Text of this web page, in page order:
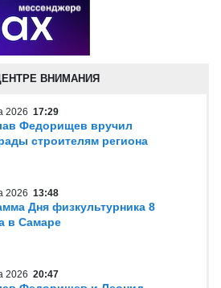
ВНИМАНИЯ
2026 17:29
Федорищев вручил
строителям региона
2026 13:48
Дня физкультурника 8
в Самаре
2026 20:47